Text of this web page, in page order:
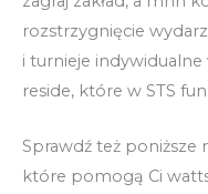
rozstrzygnięcie
i turnieje indywidualne
reside, które w STS
Sprawdź też poniższe
które pomogą Ci